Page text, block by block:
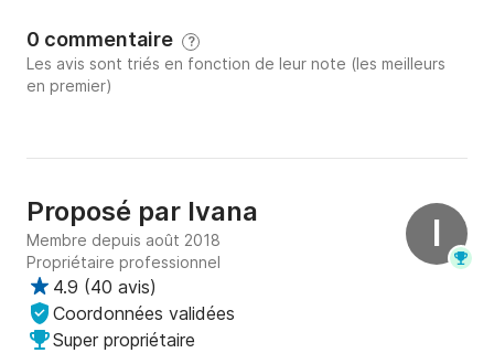
0 commentaire ?
Les avis sont triés en fonction de leur note (les meilleurs
en premier)
I
Proposé par Ivana
Membre depuis août 2018
Propriétaire professionnel
4.9 (40 avis)
Coordonnées validées
Super propriétaire